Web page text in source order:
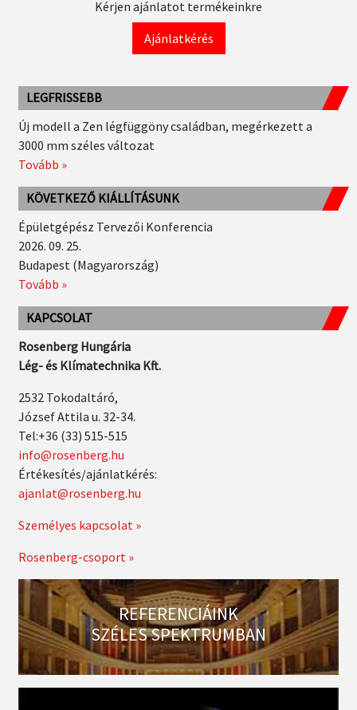
Kérjen ajánlatot termékeinkre
Ajánlatkérés
LEGFRISSEBB
Új modell a Zen légfüggöny családban, megérkezett a
3000 mm széles változat
Tovább »
KÖVETKEZŐ KIÁLLÍTÁSUNK
Épületgépész Tervezői Konferencia
2026. 09. 25.
Budapest (Magyarország)
Tovább »
KAPCSOLAT
Rosenberg Hungária
Lég- és Klímatechnika Kft.
2532 Tokodaltáró,
József Attila u. 32-34.
Tel:+36 (33) 515-515
info@rosenberg.hu
Értékesítés/ajánlatkérés:
ajanlat@rosenberg.hu
Személyes kapcsolat »
Rosenberg-csoport »
REFERENCIÁINK
SZÉLES SPEKTRUMBAN